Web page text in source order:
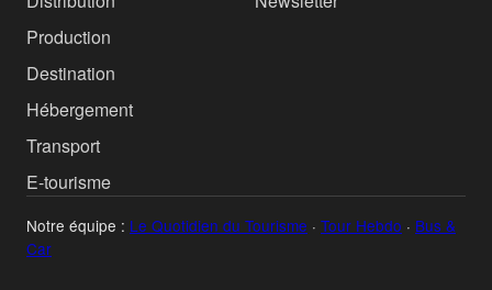
Production
Destination
Hébergement
Transport
E-tourisme
Notre équipe : Le Quotidien du Tourisme · Tour Hebdo · Bus &
Car